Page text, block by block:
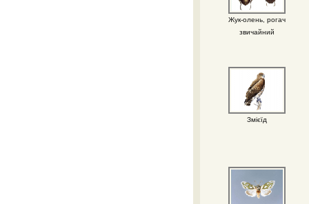
Жук-олень, рогач
звичайний
Змієїд